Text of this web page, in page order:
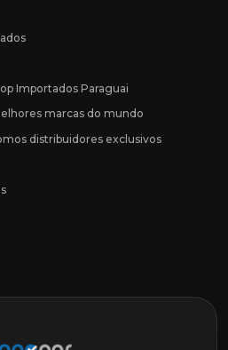
Importados Paraguai
marcas do mundo
distribuidores exclusivos